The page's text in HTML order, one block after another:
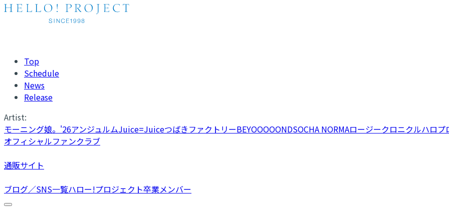
Top
Schedule
News
Release
Artist:
モーニング娘。'26アンジュルムJuice=JuiceつばきファクトリーBEYOOOOONDSOCHA NORMAロージークロニクルハロプ
オフィシャルファンクラブ
通販サイト
ブログ／SNS一覧ハロー!プロジェクト卒業メンバー